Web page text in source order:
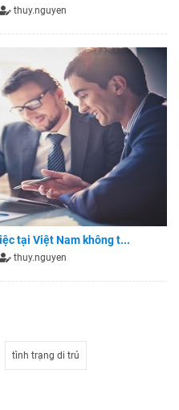
thuy.nguyen
tại Việt Nam không t...
thuy.nguyen
tình trạng di trú